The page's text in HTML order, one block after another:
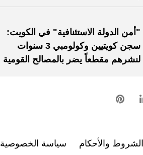
"أمن الدولة الاستئنافية" في الكويت:
سجن كويتيين وكولومبي 3 سنوات
لنشرهم مقطعاً يضر بالمصالح القومية
الشروط والأحكام سياسة الخصوصية